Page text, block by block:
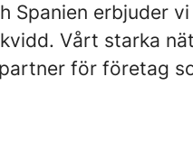
Spanien erbjuder
Vårt starka
för företag